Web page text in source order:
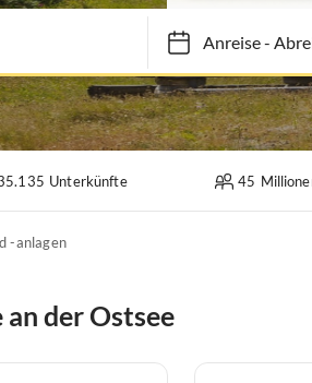
Anreise-
Unterkünfte 45
-anlagen
der Ostsee